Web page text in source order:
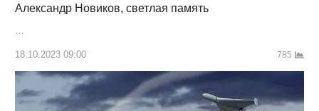
Александр Новиков, светлая память
…
18.10.2023 09:00 785